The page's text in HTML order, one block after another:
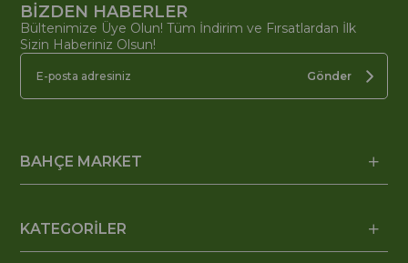
BİZDEN HABERLER
Bültenimize Üye Olun! Tüm İndirim ve Fırsatlardan İlk
Sizin Haberiniz Olsun!
Gönder
BAHÇE MARKET
KATEGORİLER